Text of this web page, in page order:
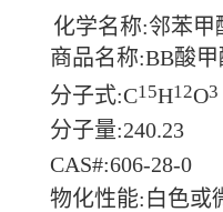
化学名称:邻苯甲
商品名称:BB酸甲
分子式:C15H12O3
分子量:240.23
CAS#:606-28-0
物化性能:白色或